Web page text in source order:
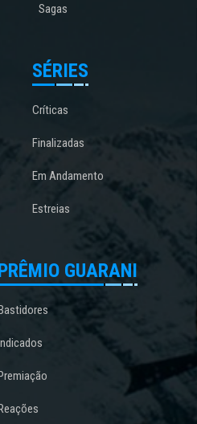
Sagas
SÉRIES
Críticas
Finalizadas
Em Andamento
Estreias
GUARANI